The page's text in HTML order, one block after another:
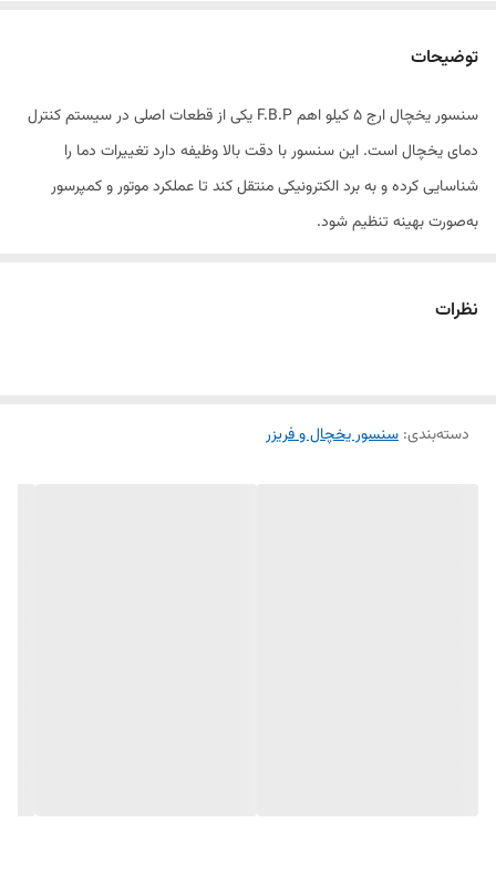
توضیحات
سنسور یخچال ارج 5 کیلو اهم F.B.P یکی از قطعات اصلی در سیستم کنترل
دمای یخچال است. این سنسور با دقت بالا وظیفه دارد تغییرات دما را
شناسایی کرده و به برد الکترونیکی منتقل کند تا عملکرد موتور و کمپرسور
به‌صورت بهینه تنظیم شود.
نظرات
دسته‌بندی: سنسور یخچال و فریزر